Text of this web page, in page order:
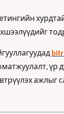
үр
ажлыг